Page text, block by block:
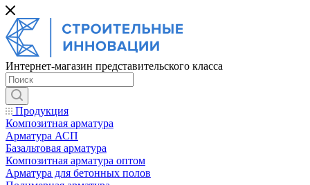
Интернет-магазин представительского класса
Продукция
Композитная арматура
Арматура АСП
Базальтовая арматура
Композитная арматура оптом
Арматура для бетонных полов